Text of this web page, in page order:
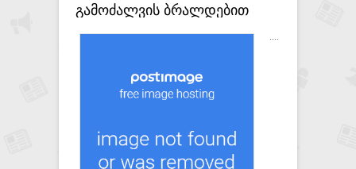
გამოძალვის ბრალდებით
მცხეთა-მთიანეთის პოლიციამ ....